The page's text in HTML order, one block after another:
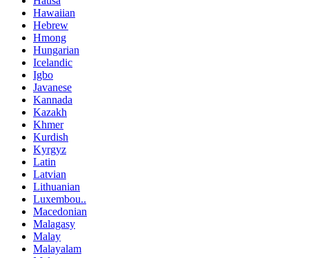
Hawaiian
Hebrew
Hmong
Hungarian
Icelandic
Igbo
Javanese
Kannada
Kazakh
Khmer
Kurdish
Kyrgyz
Latin
Latvian
Lithuanian
Luxembou..
Macedonian
Malagasy
Malay
Malayalam